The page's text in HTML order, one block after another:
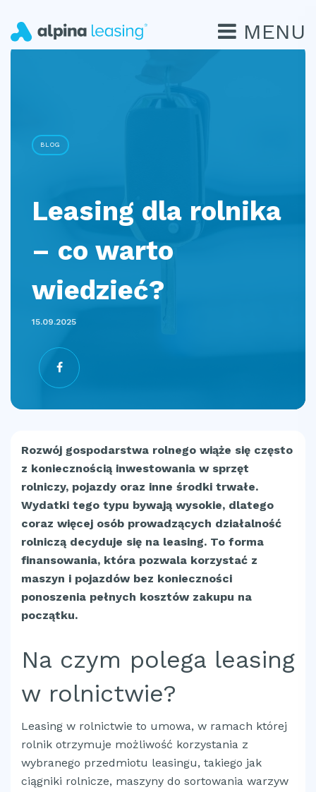
MENU
BLOG
Leasing dla rolnika
– co warto
wiedzieć?
15.09.2025
Rozwój gospodarstwa rolnego wiąże się często
z koniecznością inwestowania w sprzęt
rolniczy, pojazdy oraz inne środki trwałe.
Wydatki tego typu bywają wysokie, dlatego
coraz więcej osób prowadzących działalność
rolniczą decyduje się na leasing. To forma
finansowania, która pozwala korzystać z
maszyn i pojazdów bez konieczności
ponoszenia pełnych kosztów zakupu na
początku.
Na czym polega leasing
w rolnictwie?
Leasing w rolnictwie to umowa, w ramach której
rolnik otrzymuje możliwość korzystania z
wybranego przedmiotu leasingu, takiego jak
ciągniki rolnicze, maszyny do sortowania warzyw